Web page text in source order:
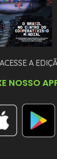
A
NOSSO